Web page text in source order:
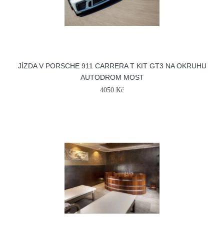
JÍZDA V PORSCHE 911 CARRERA T KIT GT3 NA OKRUHU
AUTODROM MOST
4050 Kč